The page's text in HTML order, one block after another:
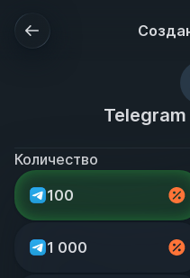
Количество
100
1 000